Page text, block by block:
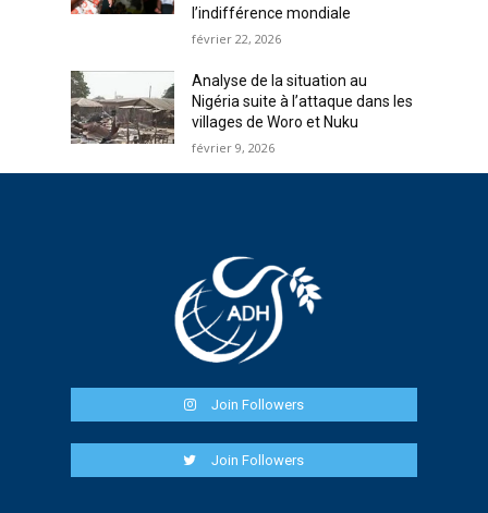
l’indifférence mondiale
février 22, 2026
Analyse de la situation au
Nigéria suite à l’attaque dans les
villages de Woro et Nuku
février 9, 2026
Join Followers
Join Followers